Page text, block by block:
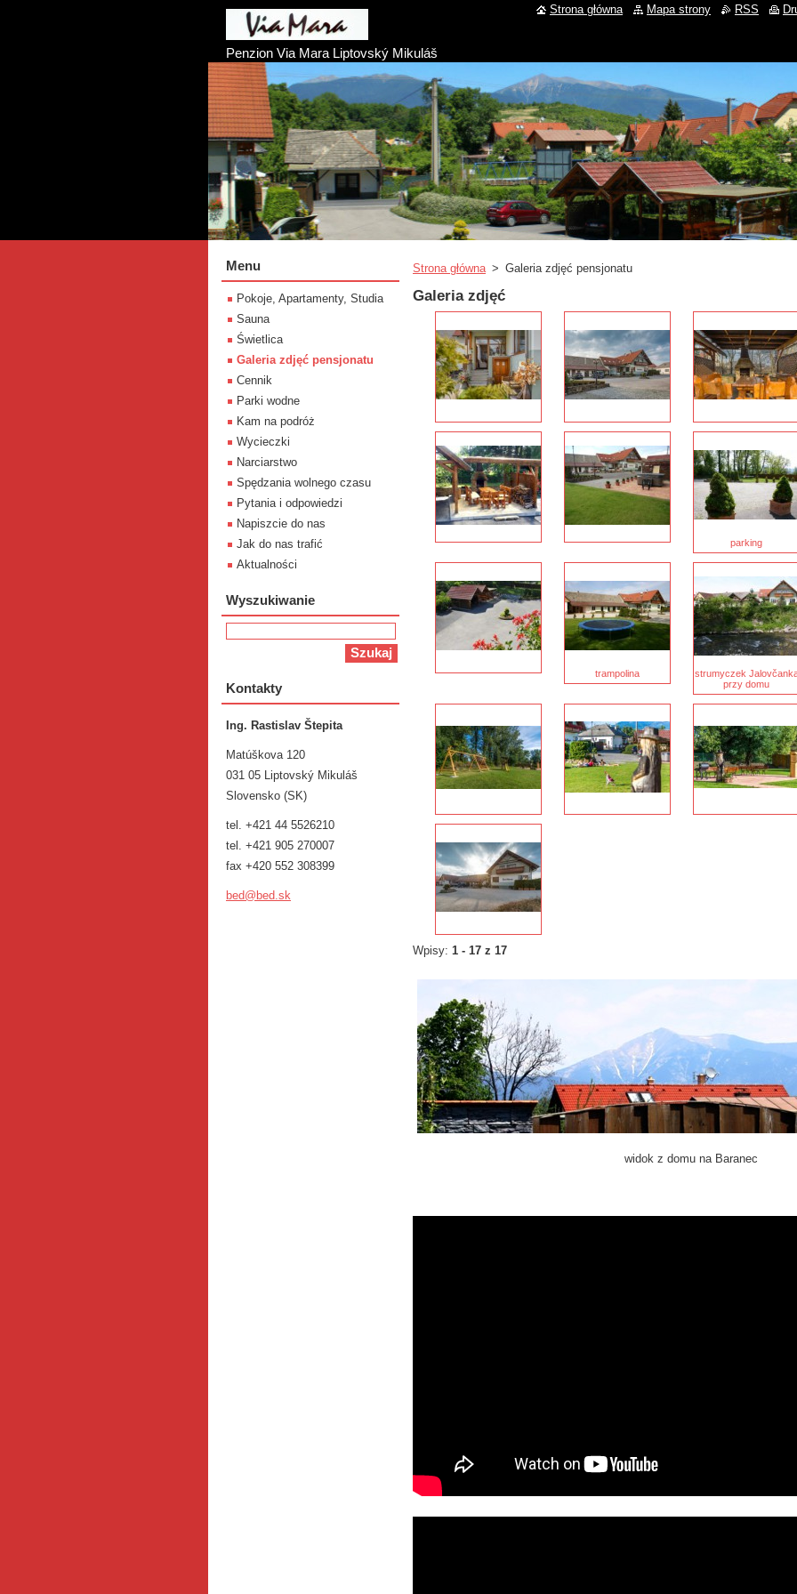
Penzion Via Mara Liptovský Mikuláš
Strona główna > Galeria zdjęć pensjonatu
Galeria zdjęć
parking
trampolina
strumyczek
przy domu
Wpisy: 1 - 17 z 17
widok z domu na Baranec
Menu
Pokoje, Apartamenty, Studia
Sauna
Świetlica
Galeria zdjęć pensjonatu
Cennik
Parki wodne
Kam na podróż
Wycieczki
Narciarstwo
Spędzania wolnego czasu
Pytania i odpowiedzi
Napiszcie do nas
Jak do nas trafić
Aktualności
Wyszukiwanie
Kontakty
Ing. Rastislav Štepita
Matúškova 120
031 05 Liptovský Mikuláš
Slovensko (SK)
tel. +421 44 5526210
tel. +421 905 270007
fax +420 552 308399
bed@bed.sk
Strona główna Mapa strony RSS